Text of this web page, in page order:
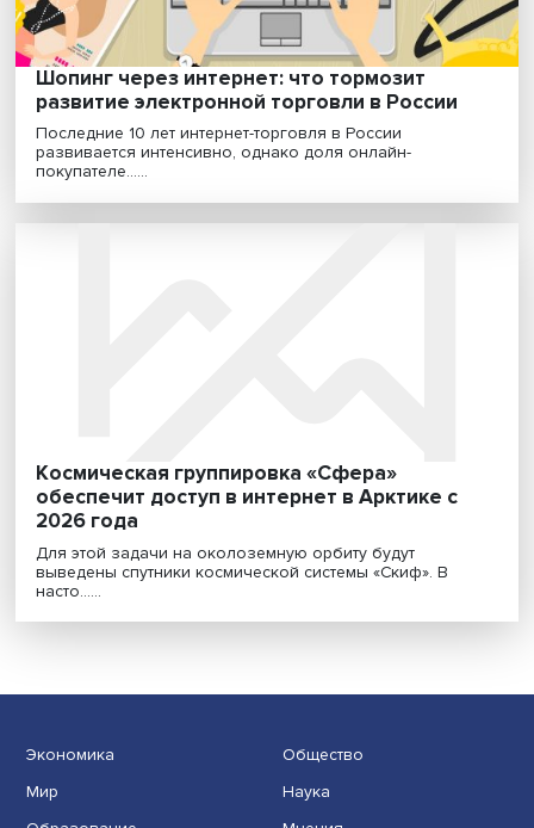
Рынок услуг онлайн-образования продолжает расти,
соответственно, прибавляются задачи, которые
развивается интенсивно, однако доля онлайн-
покупателе......